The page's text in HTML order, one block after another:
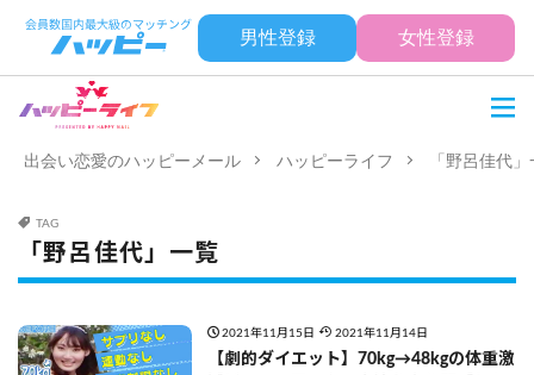
男性登録 女性登録
出会い恋愛のハッピーメール ハッピーライフ 「野呂佳代
TAG
「野呂佳代」一覧
2021年11月15日 2021年11月14日
【劇的ダイエット】70kg→48kgの体重激